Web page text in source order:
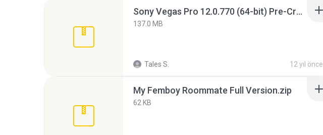
Sony Vegas Pro 12.0.770 (64-bit) Pre-Cracked.zip
137.0 MB
Tales S. 12 yıl önce
My Femboy Roommate Full Version.zip
62 KB